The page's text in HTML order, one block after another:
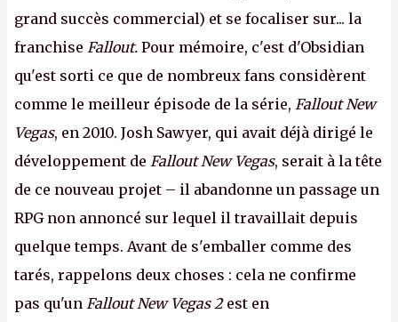
grand succès commercial) et se focaliser sur... la
franchise Fallout. Pour mémoire, c'est d'Obsidian
qu'est sorti ce que de nombreux fans considèrent
comme le meilleur épisode de la série, Fallout New
Vegas, en 2010. Josh Sawyer, qui avait déjà dirigé le
développement de Fallout New Vegas, serait à la tête
de ce nouveau projet – il abandonne un passage un
RPG non annoncé sur lequel il travaillait depuis
quelque temps. Avant de s'emballer comme des
tarés, rappelons deux choses : cela ne confirme
pas qu'un Fallout New Vegas 2est en